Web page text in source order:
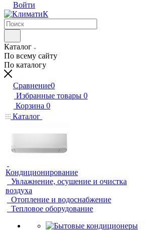
Войти
Каталог
По всему сайту
По каталогу
Сравнение0
Избранные товары 0
Корзина 0
Каталог
Кондиционирование
Увлажнение, осушение и очистка
воздуха
Отопление и водоснабжение
Тепловое оборудование